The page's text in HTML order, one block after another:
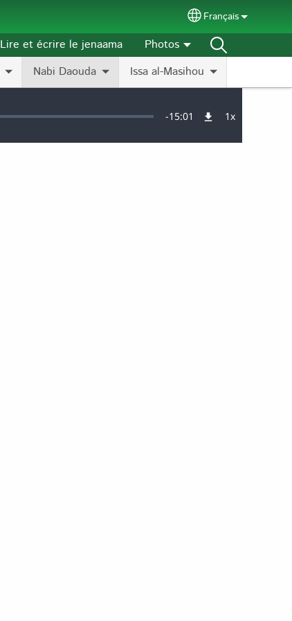
Select your
Français
Nabi Daouda Issa al-Masihou
Lire et écrire le jenaama Photos
Remaining
Time
-15:01 1xVitesse
lecture